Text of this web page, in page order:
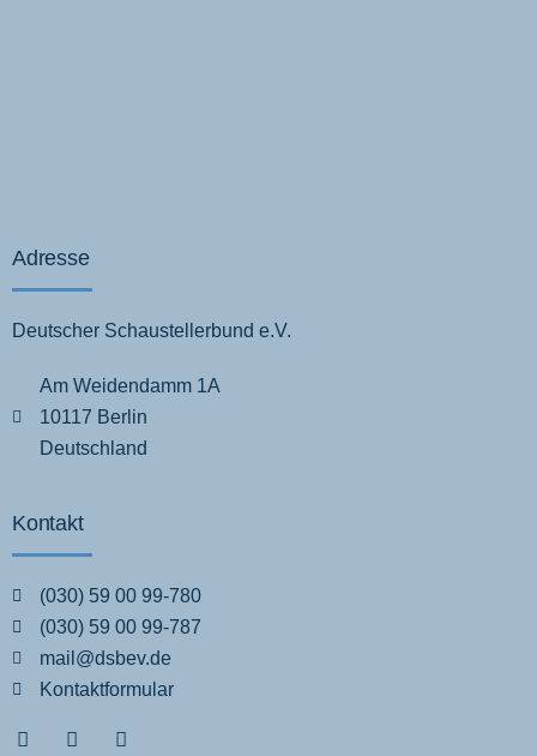
Adresse
Deutscher Schaustellerbund e.V.
Am Weidendamm 1A
10117 Berlin
Deutschland
Kontakt
(030) 59 00 99-780
(030) 59 00 99-787
mail@dsbev.de
Kontaktformular